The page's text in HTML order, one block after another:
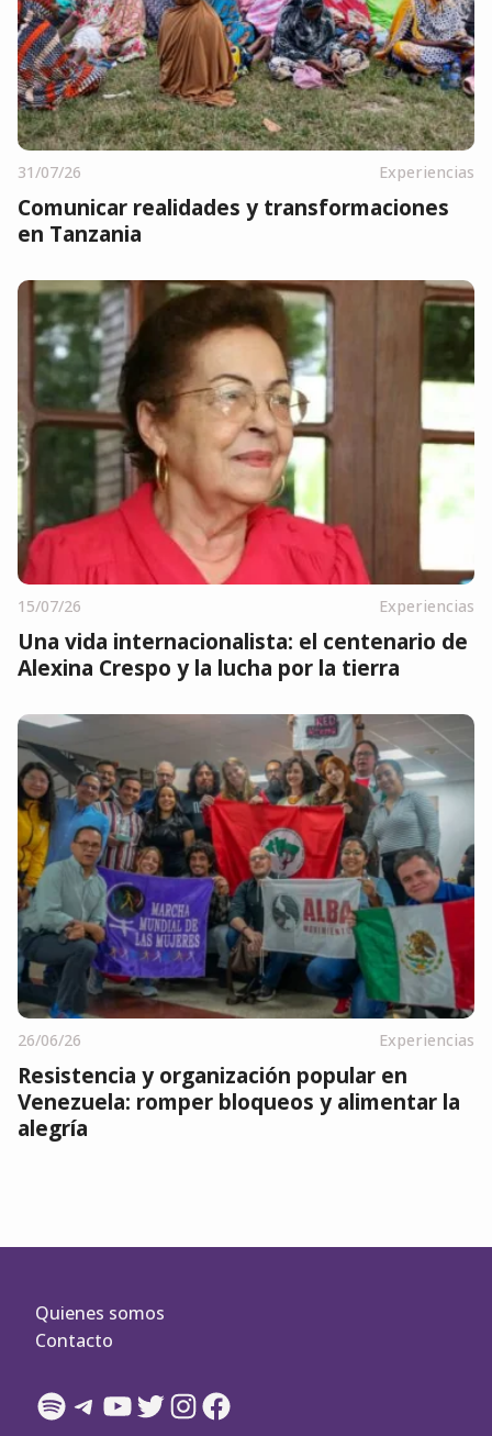
31/07/26 Experiencias
Comunicar realidades y transformaciones
en Tanzania
15/07/26 Experiencias
Una vida internacionalista: el centenario de
Alexina Crespo y la lucha por la tierra
26/06/26 Experiencias
Resistencia y organización popular en
Venezuela: romper bloqueos y alimentar la
alegría
Quienes somos
Contacto
Spotify
Telegram
YouTube
Twitter
Instagram
Facebook